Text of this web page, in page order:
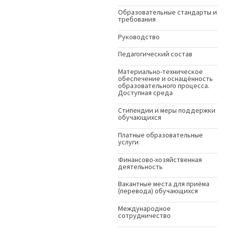
Образовательные стандарты и
требования
Руководство
Педагогический состав
Материально-техническое
обеспечение и оснащённость
образовательного процесса.
Доступная среда
Стипендии и меры поддержки
обучающихся
Платные образовательные
услуги
Финансово-хозяйственная
деятельность
Вакантные места для приёма
(перевода) обучающихся
Международное
сотрудничество